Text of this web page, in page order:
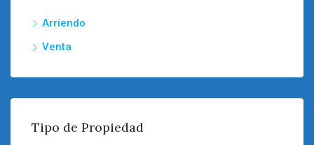
Arriendo
Venta
Tipo de Propiedad